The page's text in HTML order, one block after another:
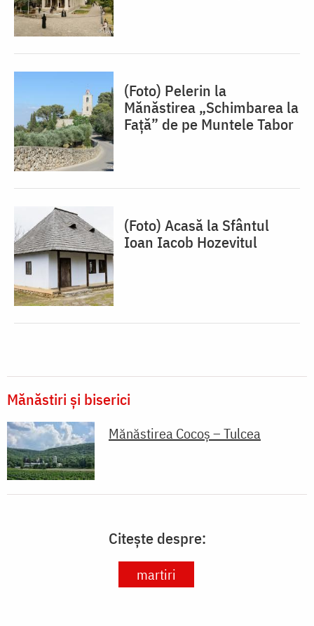
(Foto) Pelerin la
Mănăstirea „Schimbarea la
Față” de pe Muntele Tabor
(Foto) Acasă la Sfântul
Ioan Iacob Hozevitul
Mănăstiri și biserici
Mănăstirea Cocoş – Tulcea
Citește despre:
martiri